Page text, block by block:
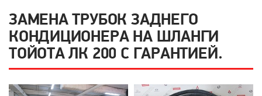
ЗАМЕНА ТРУБОК ЗАДНЕГО
КОНДИЦИОНЕРА НА ШЛАНГИ
ТОЙОТА ЛК 200 С ГАРАНТИЕЙ.